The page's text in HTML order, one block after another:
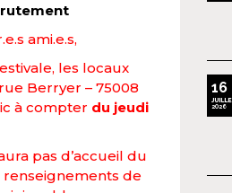
ami.e.s,
les locaux
Berryer – 75008
à compter du jeudi
pas d’accueil du
renseignements de
16
2026